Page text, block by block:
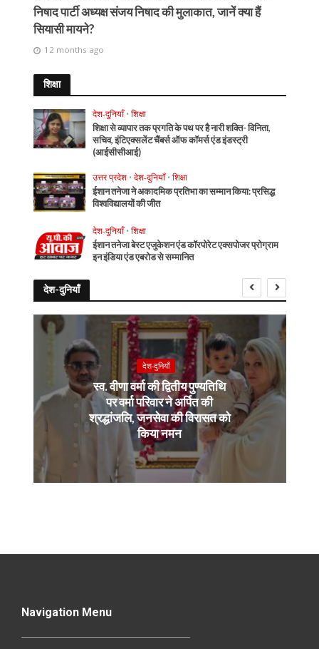
निषाद पार्टी अध्यक्ष संजय निषाद की मुलाकात, जानें क्या हैं
सियासी मायने?
12 months ago
शिक्षा
देश-दुनियाँ • शिक्षा
शिक्षा से व्यापार तक प्रगति के पथ पर है नारी शक्ति- विनिता,
सचिव, इंटिएक्सलेंट चैंबर्स ऑफ कॉमर्स एंड इंडस्ट्री
(आईसीसीआई)
उत्तर प्रदेश • देश-दुनियाँ • शिक्षा
ईशान तनेजा ने अकादमिक प्रतिभा का सम्मान किया: प्रसिद्ध
विश्वविद्यालयों की जीत
देश-दुनियाँ • शिक्षा
ईशान तनेजा बेस्ट एजुकेशन एंड कॉरपोरेट एक्सपोजर प्रोग्राम
इन इंडिया एंड एबरोड से सम्मानित
देश-दुनियाँ
देश-दुनियाँ
स्व. वीणा वर्मा की द्वितीय पुण्यतिथि
पर वर्मा परिवार ने अर्पित की
श्रद्धांजलि, जनसेवा की विरासत को
किया नमन
Navigation Menu